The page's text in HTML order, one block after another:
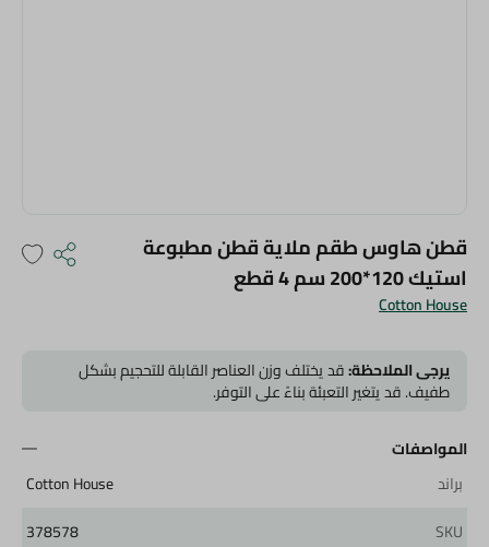
Cotton House
قطن هاوس طقم ملاية قطن مطبوعة
استيك 120*200 سم 4 قطع
يرجى الملاحظة:قد يختلف وزن العناصر القابلة للتحجيم بشكل
طفيف. قد يتغير التعبئة بناءً على التوفر.
المواصفات
براند
Cotton House
SKU
378578